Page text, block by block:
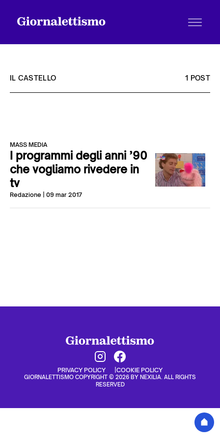
Chi siamo
Contatti
IL CASTELLO 1 POST
MASS MEDIA
I programmi degli anni ’90
che vogliamo rivedere in
tv
Redazione | 09 mar 2017
PRIVACY POLICY COOKIE POLICY
GIORNALETTISMO COPYRIGHT © 2026 BY NEXILIA. ALL RIGHTS
RESERVED